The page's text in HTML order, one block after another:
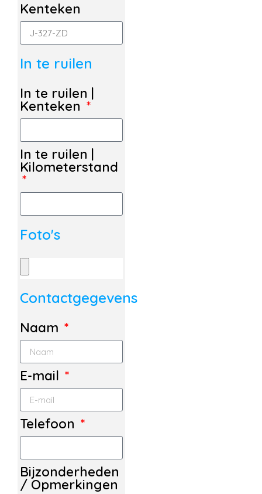
Kenteken
In te ruilen
In te ruilen |
Kenteken
In te ruilen |
Kilometerstand
Foto's
Contactgegevens
Naam
E-mail
Telefoon
Bijzonderheden
/ Opmerkingen